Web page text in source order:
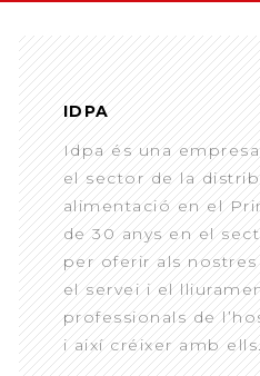
IDPA
Idpa és una
el sector de la
alimentació en el
de 30 anys en el
per oferir als
el servei i el
professionals de
i així créixer amb